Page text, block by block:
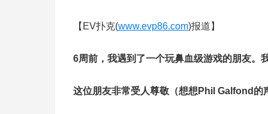
【EV扑克(www.evp86.com)报道】
6周前，我遇到了一个玩鼻血级游戏的朋友。
这位朋友非常受人尊敬（想想Phil Galfond的